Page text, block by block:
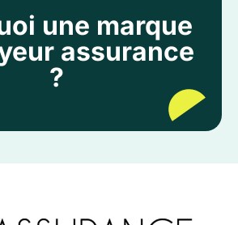
une marque
assurance
?